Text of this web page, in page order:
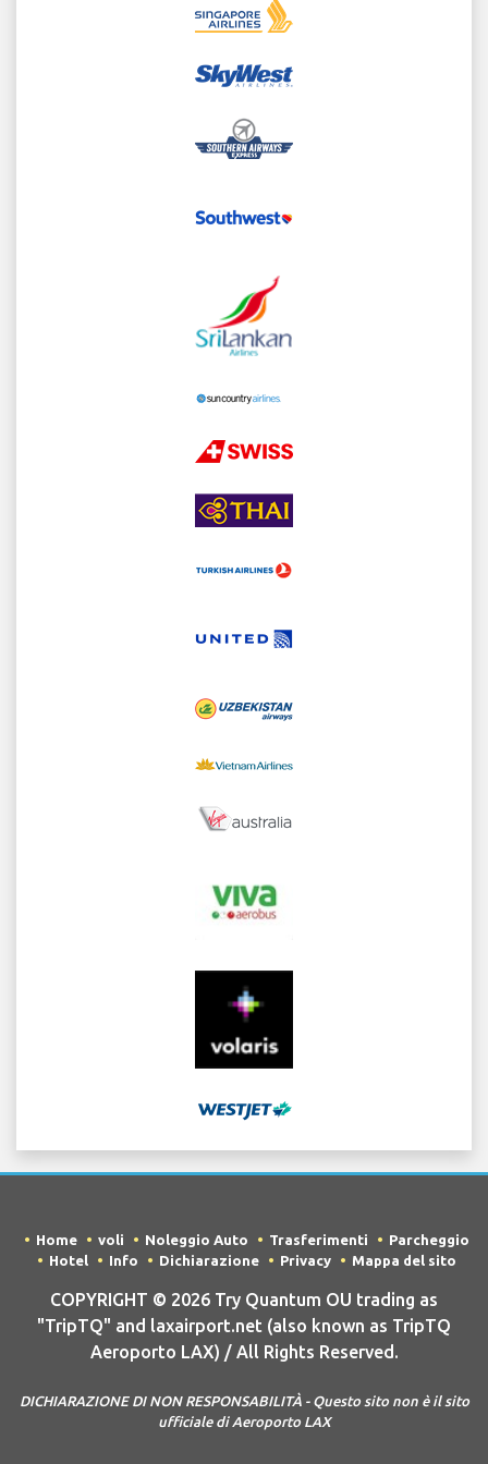
Home voli Noleggio Auto Trasferimenti
Parcheggio
Hotel
Info Dichiarazione Privacy Mappa del sito
COPYRIGHT © 2026 Try Quantum OU trading as
"TripTQ" and laxairport.net (also known as TripTQ
Aeroporto LAX) / All Rights Reserved.
DICHIARAZIONE DI NON RESPONSABILITÀ - Questo sito non è il sito
ufficiale di Aeroporto LAX